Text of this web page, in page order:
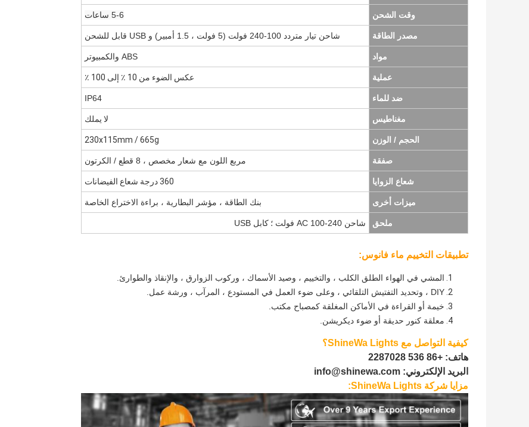
وقت الشحن 5-6 ساعات
مصدر الطاقة شاحن تيار متردد 100-240 فولت (5 فولت ، 1.5 أمبير) و USB قابل للشحن
مواد ABS والكمبيوتر
عملية عكس الضوء من 10 ٪ إلى 100 ٪
ضد للماء IP64
مغناطيس لا يملك
الحجم / الوزن 230x115mm / 665g
صفقة مربع اللون مع شعار مخصص ، 8 قطع / الكرتون
شعاع الزوايا 360 درجة شعاع الفيضانات
ميزات أخرى بنك الطاقة ، مؤشر البطارية ، براءة الاختراع الخاصة
ملحق شاحن AC 100-240 فولت ؛ كابل USB
تطبيقات التخييم ماء فانوس:
المشي في الهواء الطلق الكلب ، والتخييم ، وصيد الأسماك ، وركوب الزوارق ، والإنقاذ والطوارئ.
DIY ، وتحديد التفتيش التلقائي ، وعلى ضوء العمل في المستودع ، المرآب ، ورشة عمل.
خيمة أو القراءة في الأماكن المغلقة كمصباح مكتب.
معلقة كنور حديقة أو ضوء ديكريشن.
كيفية التواصل مع ShineWa Lights؟
هاتف: +86 536 2287028
البريد الإلكتروني: info@shinewa.com
مزايا شركة ShineWa Lights: